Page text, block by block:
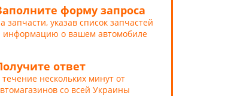
форму запроса
запчасти, указав список запчастей
информацию о вашем автомобиле
ответ
течение нескольких минут от
со всей Украины